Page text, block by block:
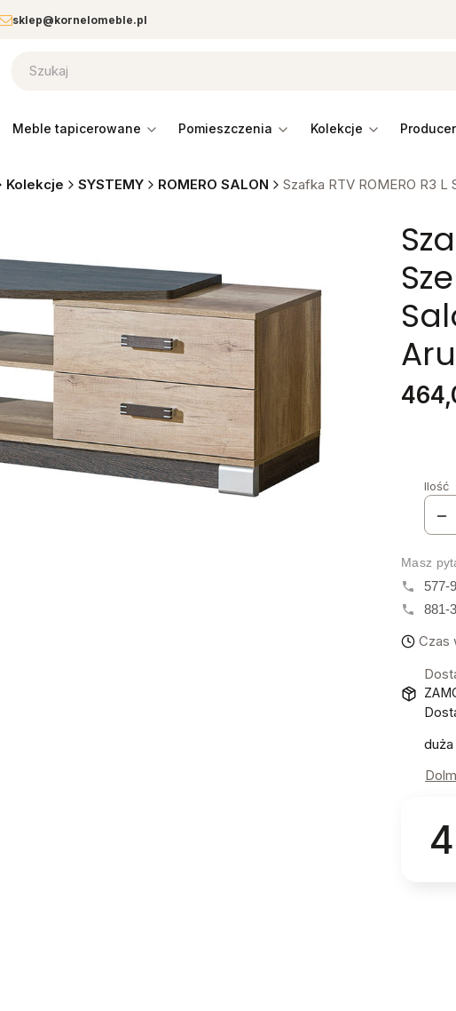
sklep@kornelomeble.pl
meble tapicerowane pomieszczenia kolekcje
Kolekcje SYSTEMY ROMERO SALON Szafka RTV ROMERO R3
Cena
Ilość
Masz
577-
881-
Czas